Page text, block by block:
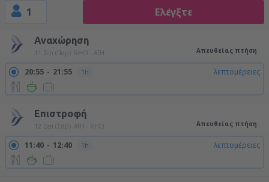
1 Ελέγξτε
Αναχώρηση
11 Σεπ (Παρ) RHO - ATH Απευθείας πτήση
20:55 21:55 1h λεπτομέρειες
Επιστροφή
12 Σεπ (Σάβ) ATH - RHO Απευθείας πτήση
11:40 12:40 1h λεπτομέρειες